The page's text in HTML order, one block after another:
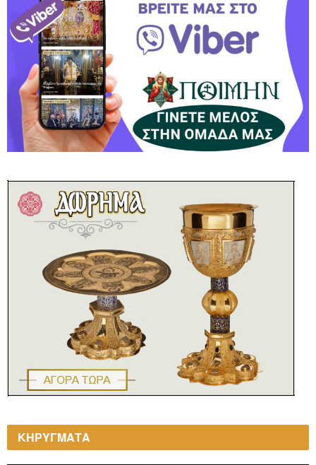
ΚΗΡΥΓΜΑΤΑ